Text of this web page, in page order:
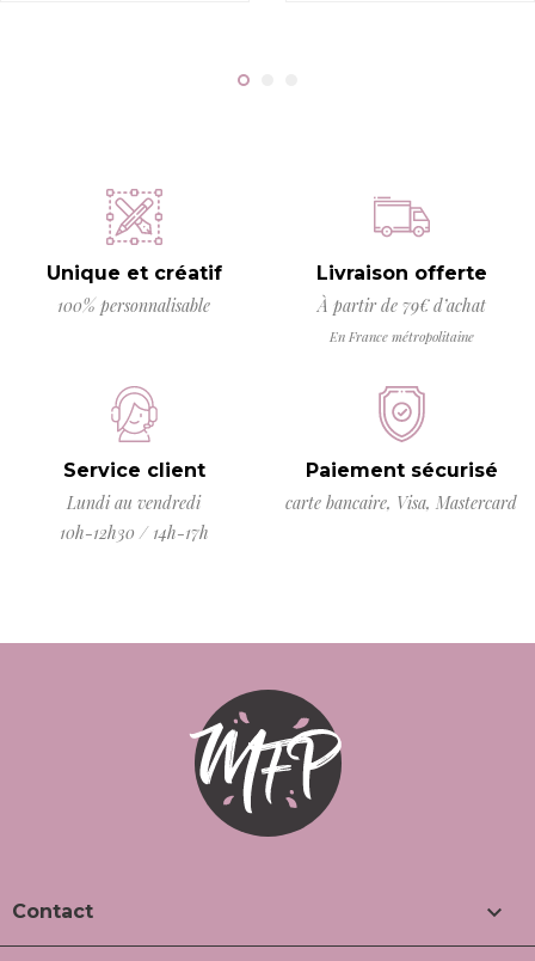
Unique et créatif
100% personnalisable
Livraison offerte
À partir de 79€ d’achat
En France métropolitaine
Service client
Lundi au vendredi
10h-12h30 / 14h-17h
Paiement sécurisé
carte bancaire, Visa, Mastercard
Contact 